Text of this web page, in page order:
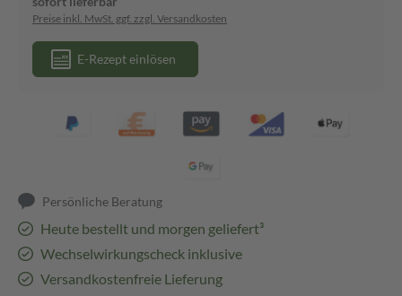
Preise inkl. MwSt. ggf. zzgl. Versandkosten
E-Rezept einlösen
Persönliche Beratung
Heute bestellt und morgen geliefert³
Wechselwirkungscheck inklusive
Versandkostenfreie Lieferung